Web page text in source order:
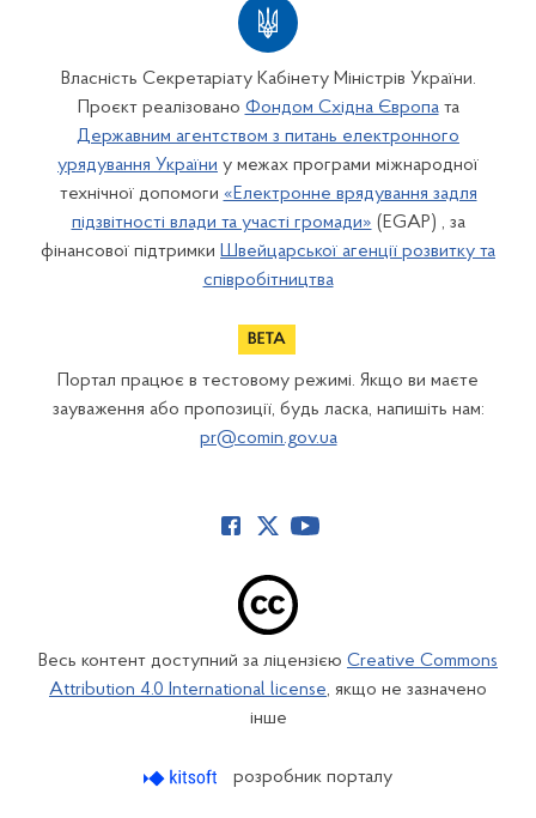
Власність Секретаріату Кабінету Міністрів України.
Проєкт реалізовано Фондом Східна Європата
Державним агентством з питань електронного
урядування України у межах програми міжнародної
технічної допомоги «Електронне врядування задля
підзвітності влади та участі громади» (EGAP) , за
фінансової підтримки Швейцарської агенції розвитку та
співробітництва
Портал працює в тестовому режимі. Якщо ви маєте
зауваження або пропозиції, будь ласка, напишіть нам:
pr@comin.gov.ua
Весь контент доступний за ліцензією Creative Commons
Attribution 4.0 International license, якщо не зазначено
інше
розробник порталу